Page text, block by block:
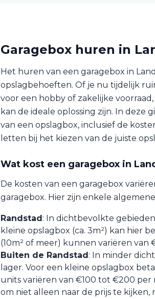
Garagebox huren in
Het huren van een garagebox in
opslagbehoeften. Of je nu tijdelijk
voor een hobby of zakelijke
kan de ideale oplossing zijn. In
van een opslagbox, inclusief de
letten bij het kiezen van de juiste
Wat kost een garagebox in
De kosten van een garagebox
garagebox. Hier zijn enkele
Randstad : In dichtbevolkte
kleine opslagbox (ca. 3m²) kan hier
(10m² of meer) kunnen variëren van
Buiten de Randstad : In minder
lager. Voor een kleine opslagbox
units variëren van €100 tot €200 per
om niet alleen naar de prijs te